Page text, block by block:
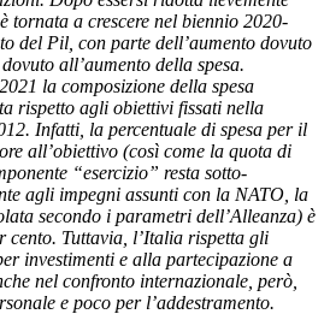
tornata a crescere nel biennio 2020-
del Pil, con parte dell’aumento dovuto
all’aumento della spesa.
la composizione della spesa
rispetto agli obiettivi fissati nella
Infatti, la percentuale di spesa per il
all’obiettivo (così come la quota di
“esercizio” resta sotto-
agli impegni assunti con la NATO, la
secondo i parametri dell’Alleanza) è
cento. Tuttavia, l’Italia rispetta gli
investimenti e alla partecipazione a
nel confronto internazionale, però,
e poco per l’addestramento.